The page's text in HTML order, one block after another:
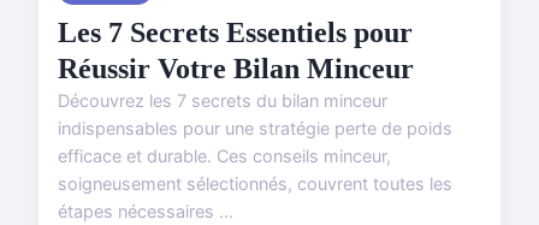
Les 7 Secrets Essentiels pour
Réussir Votre Bilan Minceur
Découvrez les 7 secrets du bilan minceur
indispensables pour une stratégie perte de poids
efficace et durable. Ces conseils minceur,
soigneusement sélectionnés, couvrent toutes les
étapes nécessaires ...